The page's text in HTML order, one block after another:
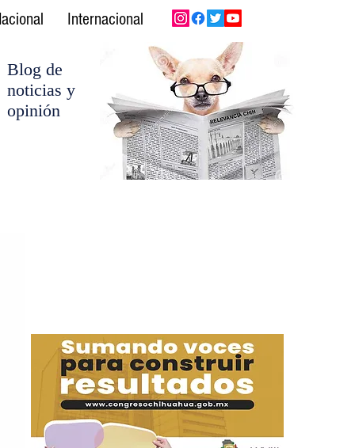
Internacional
Blog de
noticias y
opinión